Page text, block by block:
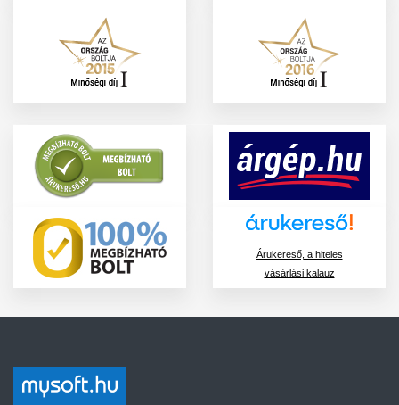
Árukereső, a hiteles
vásárlási kalauz